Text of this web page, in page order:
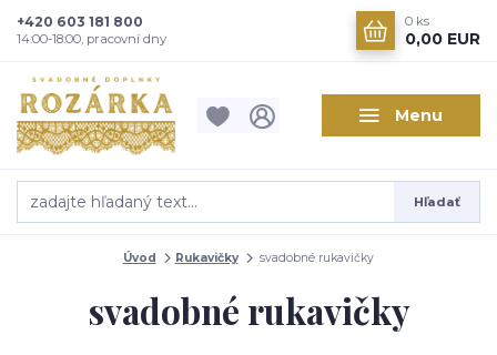
Menu
Hľadať
+420 603 181 800
14:00-18:00, pracovní dny
0 ks
0,00 EUR
Úvod Rukavičky svadobné rukavičky
svadobné rukavičky